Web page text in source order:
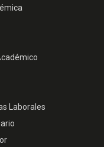
Laborales